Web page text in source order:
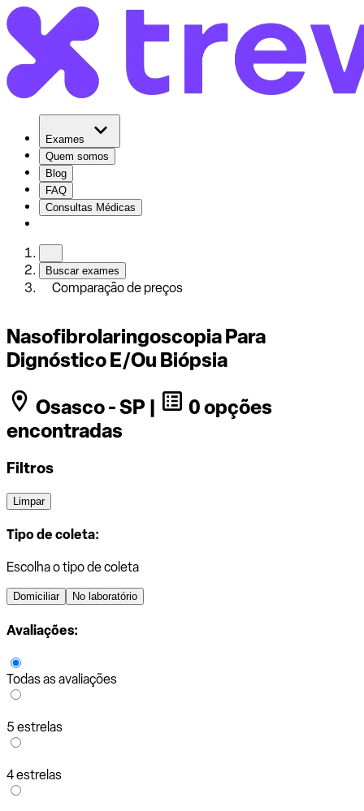
Exames
Quem somos
Blog
FAQ
Consultas Médicas
Buscar exames
Comparação de preços
Nasofibrolaringoscopia Para
Dignóstico E/Ou Biópsia
Osasco - SP |
0 opções
encontradas
Filtros
Limpar
Tipo de coleta:
Escolha o tipo de coleta
Domiciliar No laboratório
Avaliações:
Todas as avaliações
5 estrelas
4 estrelas